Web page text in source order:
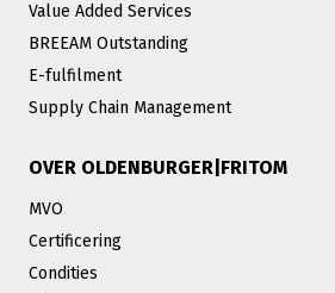
Value Added Services
BREEAM Outstanding
E-fulfilment
Supply Chain Management
OVER OLDENBURGER|FRITOM
MVO
Certificering
Condities